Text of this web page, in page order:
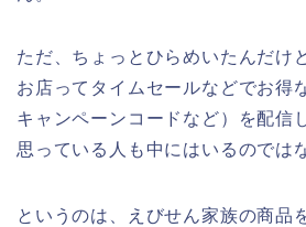
ただ、ちょっとひらめいたんだけ
お店ってタイムセールなどでお得
キャンペーンコードなど）を配信
思っている人も中にはいるのでは
というのは、えびせん家族の商品